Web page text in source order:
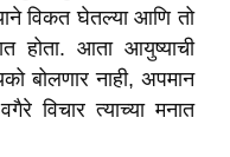
विकत घेतल्या आणि तो
होता. आता आयुष्याची
बोलणार नाही, अपमान
विचार त्याच्या मनात